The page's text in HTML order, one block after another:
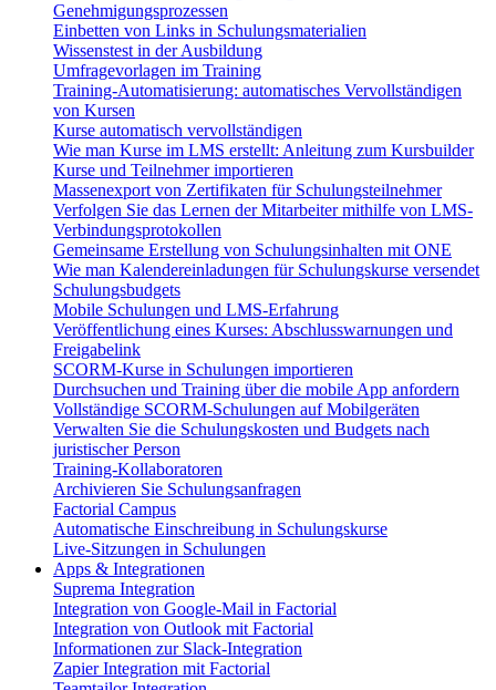
Genehmigungsprozessen
Einbetten von Links in Schulungsmaterialien
Wissenstest in der Ausbildung
Umfragevorlagen im Training
Training-Automatisierung: automatisches Vervollständigen
von Kursen
Kurse automatisch vervollständigen
Wie man Kurse im LMS erstellt: Anleitung zum Kursbuilder
Kurse und Teilnehmer importieren
Massenexport von Zertifikaten für Schulungsteilnehmer
Verfolgen Sie das Lernen der Mitarbeiter mithilfe von LMS-
Verbindungsprotokollen
Gemeinsame Erstellung von Schulungsinhalten mit ONE
Wie man Kalendereinladungen für Schulungskurse versendet
Schulungsbudgets
Mobile Schulungen und LMS-Erfahrung
Veröffentlichung eines Kurses: Abschlusswarnungen und
Freigabelink
SCORM-Kurse in Schulungen importieren
Durchsuchen und Training über die mobile App anfordern
Vollständige SCORM-Schulungen auf Mobilgeräten
Verwalten Sie die Schulungskosten und Budgets nach
juristischer Person
Training-Kollaboratoren
Archivieren Sie Schulungsanfragen
Factorial Campus
Automatische Einschreibung in Schulungskurse
Live-Sitzungen in Schulungen
Apps & Integrationen
Suprema Integration
Integration von Google-Mail in Factorial
Integration von Outlook mit Factorial
Informationen zur Slack-Integration
Zapier Integration mit Factorial